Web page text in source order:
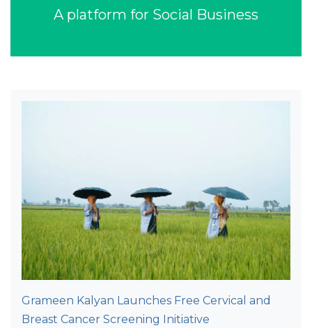
A platform for Social Business
Grameen Kalyan Launches Free Cervical and
Breast Cancer Screening Initiative